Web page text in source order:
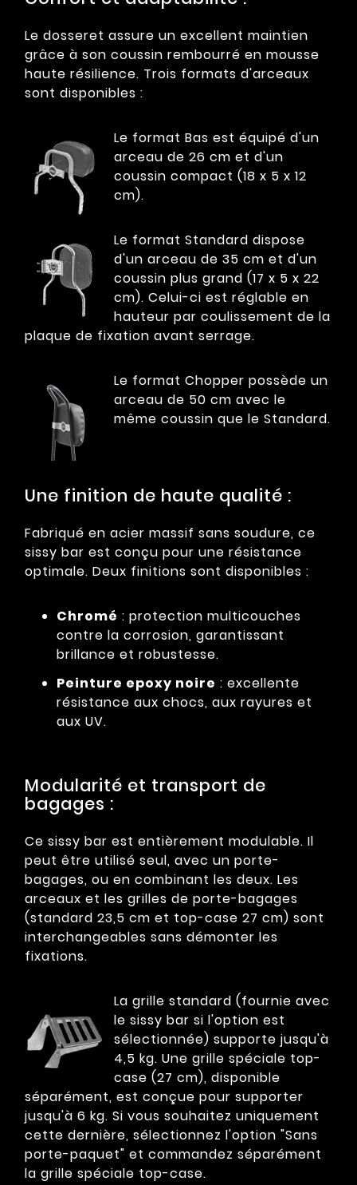
Le dosseret assure un excellent maintien
grâce à son coussin rembourré en mousse
haute résilience. Trois formats d'arceaux
sont disponibles :
Le format Bas est équipé d'un
arceau de 26 cm et d'un
coussin compact (18 x 5 x 12
cm).
Le format Standard dispose
d'un arceau de 35 cm et d'un
coussin plus grand (17 x 5 x 22
cm). Celui-ci est réglable en
hauteur par coulissement de la
plaque de fixation avant serrage.
Le format Chopper possède un
arceau de 50 cm avec le
même coussin que le Standard.
Une finition de haute qualité :
Fabriqué en acier massif sans soudure, ce
sissy bar est conçu pour une résistance
optimale. Deux finitions sont disponibles :
Chromé : protection multicouches
contre la corrosion, garantissant
brillance et robustesse.
Peinture epoxy noire : excellente
résistance aux chocs, aux rayures et
aux UV.
Modularité et transport de
bagages :
Ce sissy bar est entièrement modulable. Il
peut être utilisé seul, avec un porte-
bagages, ou en combinant les deux. Les
arceaux et les grilles de porte-bagages
(standard 23,5 cm et top-case 27 cm) sont
interchangeables sans démonter les
fixations.
La grille standard (fournie avec
le sissy bar si l'option est
sélectionnée) supporte jusqu'à
4,5 kg. Une grille spéciale top-
case (27 cm), disponible
séparément, est conçue pour supporter
jusqu'à 6 kg. Si vous souhaitez uniquement
cette dernière, sélectionnez l'option "Sans
porte-paquet" et commandez séparément
la grille spéciale top-case.